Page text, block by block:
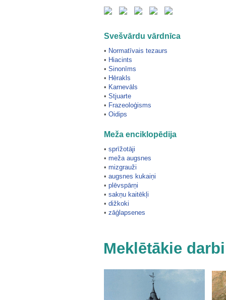
Svešvārdu vārdnīca
• Normatīvais tezaurs
• Hiacints
•Sinonīms
• Hērakls
• Karnevāls
•Stjuarte
• Frazeoloģisms
•Oidips
Meža enciklopēdija
•sprīžotāji
•meža augsnes
•mizgrauži
•augsnes kukaiņi
•plēvspārņi
•sakņu kaitēkļi
•dižkoki
•zāģlapsenes
Meklētākie